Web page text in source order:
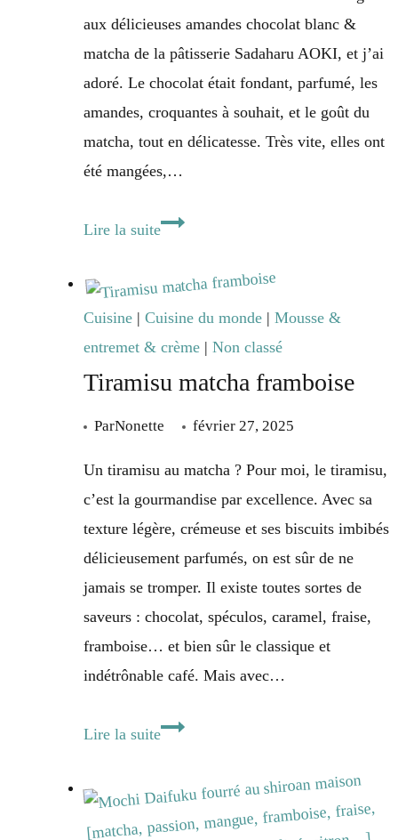
aux délicieuses amandes chocolat blanc &
matcha de la pâtisserie Sadaharu AOKI, et j’ai
adoré. Le chocolat était fondant, parfumé, les
amandes, croquantes à souhait, et le goût du
matcha, tout en délicatesse. Très vite, elles ont
été mangées,…
Lire la suiteAmandes
blanc
&
matcha
Cuisine | Cuisine du monde | Mousse &
entremet & crème | Non classé
Tiramisu matcha framboise
ParNonette février 27, 2025
Un tiramisu au matcha ? Pour moi, le tiramisu,
c’est la gourmandise par excellence. Avec sa
texture légère, crémeuse et ses biscuits imbibés
délicieusement parfumés, on est sûr de ne
jamais se tromper. Il existe toutes sortes de
saveurs : chocolat, spéculos, caramel, fraise,
framboise… et bien sûr le classique et
indétrônable café. Mais avec…
Lire la suiteTiramisu
framboise